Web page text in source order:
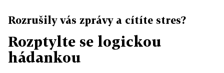
Rozrušily vás zprávy a cítíte stres?
Rozptylte se logickou
hádankou